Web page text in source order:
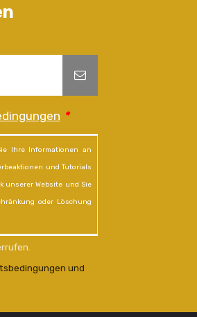
*
Ihre Informationen an
und Tutorials
unserer Website und Sie
oder Löschung
und